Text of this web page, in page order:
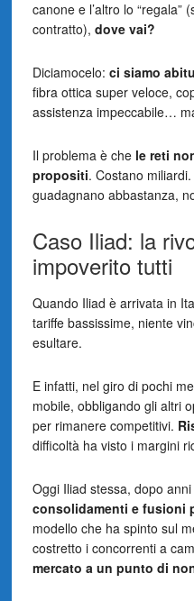
canone e l’altro lo “regala”
contratto), dove vai?
Diciamocelo: ci siamo
fibra ottica super veloce,
assistenza impeccabile…
Il problema è che le reti
propositi. Costano
guadagnano abbastanza,
Caso Iliad: la
impoverito tutti
Quando Iliad è arrivata in
tariffe bassissime, niente
esultare.
E infatti, nel giro di pochi
mobile, obbligando gli altri
per rimanere competitivi.
difficoltà ha visto i margini
Oggi Iliad stessa, dopo
consolidamenti e fusioni
modello che ha spinto sul
costretto i concorrenti a
mercato a un punto di